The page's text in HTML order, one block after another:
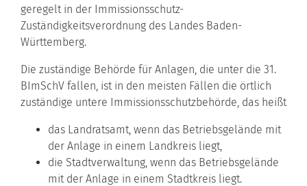
geregelt in der Immissionsschutz-
Zuständigkeitsverordnung des Landes Baden-
Württemberg.
Die zuständige Behörde für Anlagen, die unter die 31.
BImSchV fallen, ist in den meisten Fällen die örtlich
zuständige untere Immissionsschutzbehörde, das heißt
das Landratsamt, wenn das Betriebsgelände mit
der Anlage in einem Landkreis liegt,
die Stadtverwaltung, wenn das Betriebsgelände
mit der Anlage in einem Stadtkreis liegt.